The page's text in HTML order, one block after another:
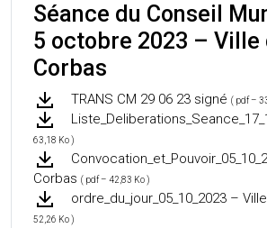
Séance du Conseil
5 octobre 2023 – Ville
Corbas
TRANS CM 29 06 23 signé ( pdf –
63,18 Ko )
Corbas ( pdf – 42,83 Ko )
ordre_du_jour_05_10_2023 –
52,26 Ko )